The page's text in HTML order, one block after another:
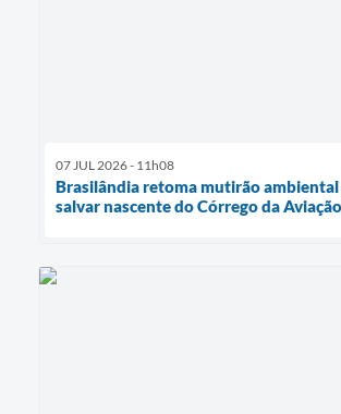
07 JUL 2026 - 11h08
Brasilândia retoma mutirão
salvar nascente do Córrego da Aviação